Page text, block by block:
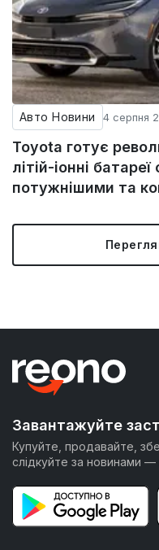
Авто Новини 4 серпня
Toyota готує
літій-іонні
потужнішими та
Завантажуйте
Купуйте, продавайте,
слідкуйте за новинами —